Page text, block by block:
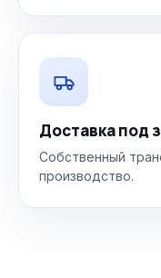
Доставка под
Собственный
производство.